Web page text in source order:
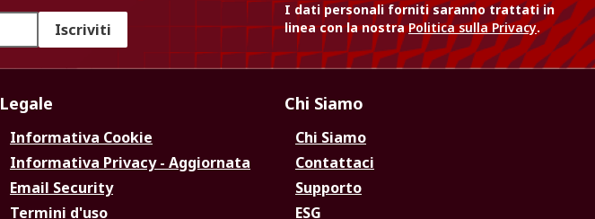
Iscriviti
I dati personali forniti saranno trattati in
linea con la nostraPolitica sulla Privacy.
Legale
Informativa Cookie
Informativa Privacy - Aggiornata
Email Security
Termini d'uso
Chi Siamo
Chi Siamo
Contattaci
Supporto
ESG